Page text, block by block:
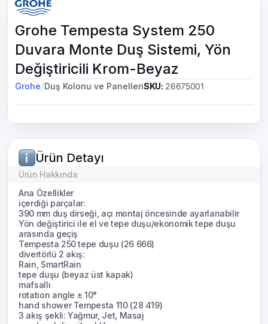
Grohe Tempesta System 250
Duvara Monte Duş Sistemi, Yön
Değiştiricili Krom-Beyaz
Grohe/Duş Kolonu ve PanelleriSKU: 26675001
Ürün Detayı
Ürün Hakkında
Ana Özellikler
içerdiği parçalar:
390 mm duş dirseği, açı montaj öncesinde ayarlanabilir
Yön değiştirici ile el ve tepe duşu/ekonomik tepe duşu
arasında geçiş
Tempesta 250 tepe duşu (26 666)
divertörlü 2 akış:
Rain, SmartRain
tepe duşu (beyaz üst kapak)
mafsallı
rotation angle ± 10°
hand shower Tempesta 110 (28 419)
3 akış şekli: Yağmur, Jet, Masaj